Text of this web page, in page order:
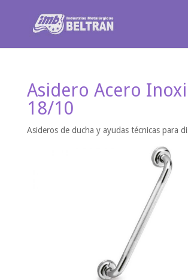
Asidero Acero
18/10
Asideros de ducha y ayudas técnicas para